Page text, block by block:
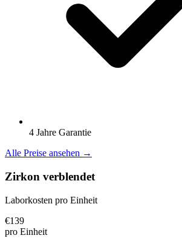
4 Jahre Garantie
Alle Preise ansehen →
Zirkon verblendet
Laborkosten pro Einheit
€139
pro Einheit